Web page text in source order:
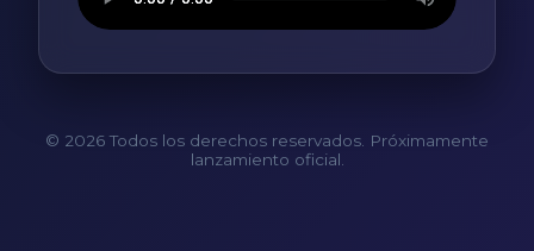
© 2026 Todos los derechos reservados. Próximamente
lanzamiento oficial.